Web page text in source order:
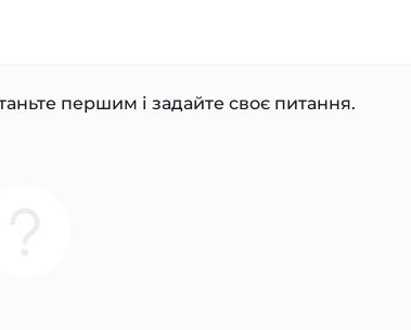
першим і задайте своє питання.